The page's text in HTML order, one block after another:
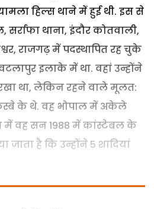
हिल्स थाने में हुई थी. इस से
थाना, इंदौर कोतवाली,
राजगढ़ में पदस्थापित रह चुके
इलाके में था. वहां उन्होंने
था, लेकिन रहने वाले मूलत:
के थे. वह भोपाल में अकेले
में वह सन 1988 में कांस्टेबल के
जाता है कि उन्होंने 5 शादियां